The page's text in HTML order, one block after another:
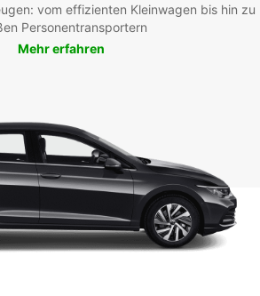
vom effizienten Kleinwagen bis hin zu
Personentransportern
Mehr erfahren